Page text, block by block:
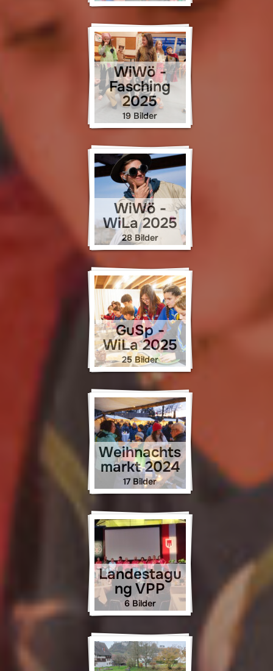
WiWö -
Fasching
2025
19 Bilder
WiWö -
WiLa 2025
28 Bilder
GuSp -
WiLa 2025
25 Bilder
Weihnachts
markt 2024
17 Bilder
Landestagu
ng VPP
6 Bilder